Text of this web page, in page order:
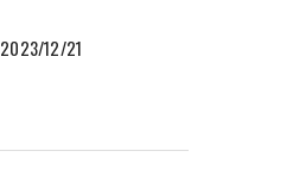
2023/12/21